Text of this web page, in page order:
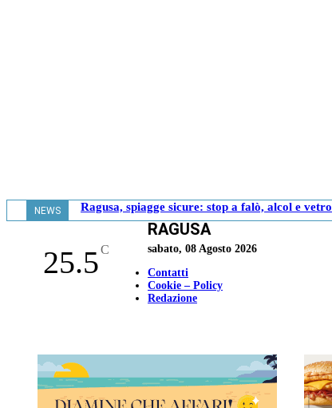
NEWS Ragusa, spiagge sicure: stop a falò, alcol e vetro
25.5C
RAGUSA
sabato, 08 Agosto 2026
Contatti
Cookie – Policy
Redazione